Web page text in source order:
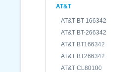
AT&T
AT&T BT-166342
AT&T BT-266342
AT&T BT166342
AT&T BT266342
AT&T CL80100